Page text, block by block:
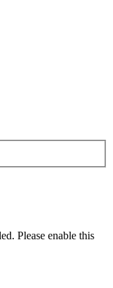
Please enable this